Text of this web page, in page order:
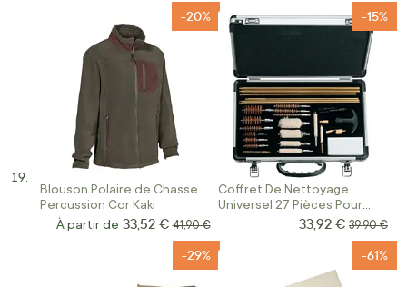
Blouson Polaire de Chasse
Percussion Cor Kaki
-20%
À partir de 33,52 € Prix normal
41,90 €
Coffret De Nettoyage
Universel 27 Pièces Pour
-15%
Prix Spécial
33,92 € Prix
39,90 €
-29% -61%